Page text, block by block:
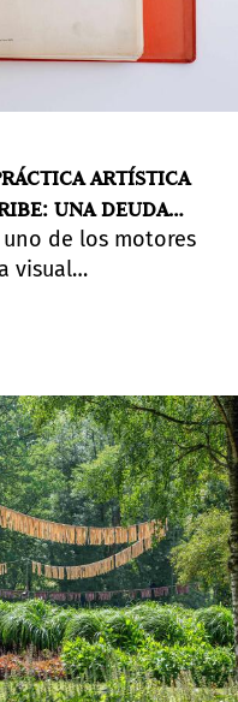
ARTÍSTICA
UNA DEUDA
ARTE
de los motores
visual
en la
presencia en el
de legitimación del
ocupando una